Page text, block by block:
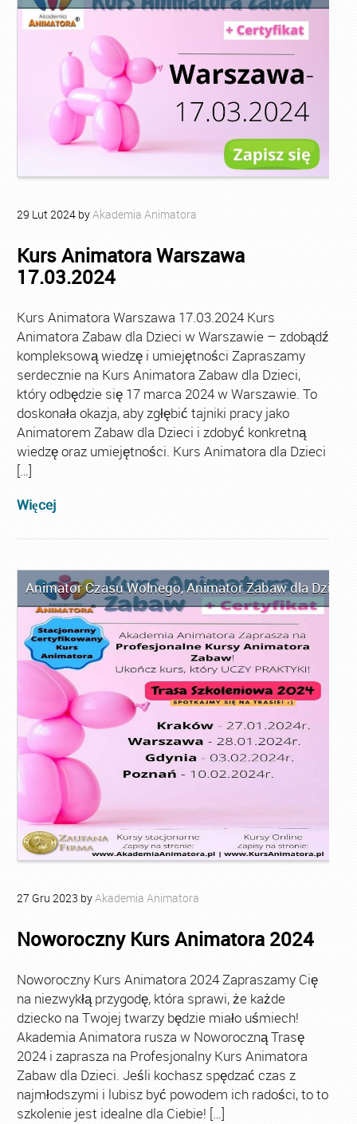
29 Lut2024 byAkademia Animatora
Kurs Animatora Warszawa
17.03.2024
Kurs Animatora Warszawa 17.03.2024 Kurs
Animatora Zabaw dla Dzieci w Warszawie – zdobądź
kompleksową wiedzę i umiejętności Zapraszamy
serdecznie na Kurs Animatora Zabaw dla Dzieci,
który odbędzie się 17 marca 2024 w Warszawie. To
doskonała okazja, aby zgłębić tajniki pracy jako
Animatorem Zabaw dla Dzieci i zdobyć konkretną
wiedzę oraz umiejętności. Kurs Animatora dla Dzieci
[…]
Więcej
Animator Czasu Wolnego,Animator Zabaw dla Dzieci
27 Gru 2023 byAkademia Animatora
Noworoczny Kurs Animatora 2024
Noworoczny Kurs Animatora 2024 Zapraszamy Cię
na niezwykłą przygodę, która sprawi, że każde
dziecko na Twojej twarzy będzie miało uśmiech!
Akademia Animatora rusza w Noworoczną Trasę
2024 i zaprasza na Profesjonalny Kurs Animatora
Zabaw dla Dzieci. Jeśli kochasz spędzać czas z
najmłodszymi i lubisz być powodem ich radości, to to
szkolenie jest idealne dla Ciebie! […]